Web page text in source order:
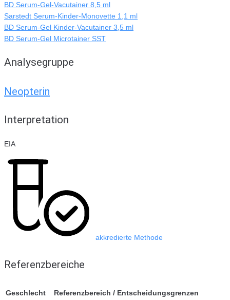
BD Serum-Gel-Vacutainer 8,5 ml
Sarstedt Serum-Kinder-Monovette 1,1 ml
BD Serum-Gel Kinder-Vacutainer 3,5 ml
BD Serum-Gel Microtainer SST
Analysegruppe
Neopterin
Interpretation
EIA
akkredierte Methode
Referenzbereiche
Geschlecht Referenzbereich / Entscheidungsgrenzen